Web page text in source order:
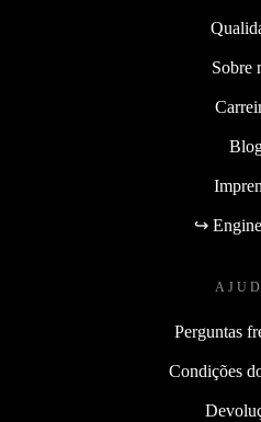
Sobre
↪
Perguntas
Condições